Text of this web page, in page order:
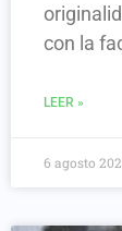
con la
LEER »
6 agosto